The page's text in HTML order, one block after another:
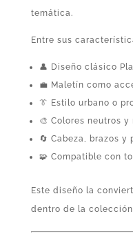
temática.
Entre sus
👤 Diseño clásico
💼 Maletín como
👔 Estilo urbano o
🎨 Colores neutros y
🔄 Cabeza, brazos
🧩 Compatible con
Este diseño la
dentro de la